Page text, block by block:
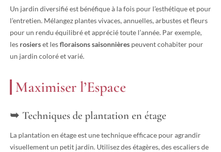
Un jardin diversifié est bénéfique à la fois pour l’esthétique et pour
l’entretien. Mélangez plantes vivaces, annuelles, arbustes et fleurs
pour un rendu équilibré et apprécié toute l’année. Par exemple,
les rosierset lesfloraisons saisonnières peuvent cohabiter pour
un jardin coloré et varié.
Maximiser l’Espace
Techniques de plantation en étage
La plantation en étage est une technique efficace pour agrandir
visuellement un petit jardin. Utilisez des étagères, des escaliers de